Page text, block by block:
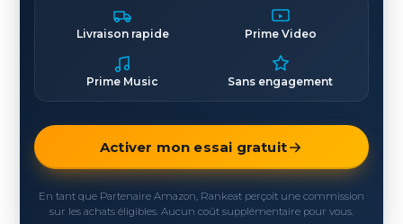
Livraison rapide Prime Video
Prime Music Sans engagement
Activer mon essai gratuit
En tant que Partenaire Amazon, Rankeat perçoit une commission
sur les achats éligibles. Aucun coût supplémentaire pour vous.